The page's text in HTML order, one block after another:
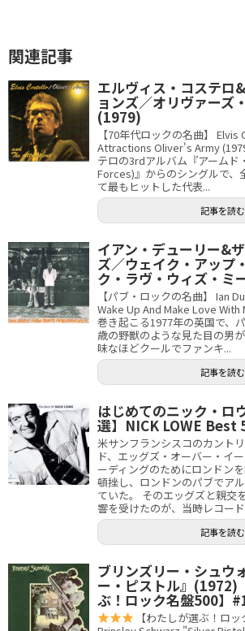
関連記事
エルヴィス・コステロ
ョンズ／オリヴァーズ
(1979)
【70年代ロックの名曲】
Attractions Oliver's Army
テロの3rdアルバム『アームド
Forces)』からのシングルで、
て最もヒットした代表...
記事を読む
イアン・デューリー&
ズ／ウェイク・アップ
ク・ラヴ・ウィズ・ミ
【パブ・ロックの名曲】 Ian
Wake Up And Make Love With
巻き起こる1977年の英国で、
歳の野獣のような見た目の男
味なほどクールでファンキ...
記事を読む
はじめてのニック・ロ
選】NICK LOWE Best
米サンフランシスコのカント
ド、エッグズ・オーバー・イ
ーディングのためにロンドン
頓挫し、ロンドンのパブでア
ていた。 そのエッグズと親交
響を受けたのが、当時レコー
記事を読む
ブリンズリー・シュウ
ー・ピストル』(1972)
ぶ！ロック名盤500】
【わたしが選ぶ！ロ